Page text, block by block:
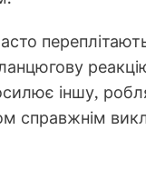
іншу,
справжнім